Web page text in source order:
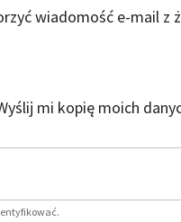
wiadomość e-mail z
mi kopię moich